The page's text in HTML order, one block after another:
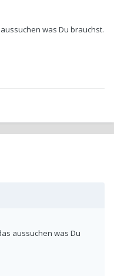
was Du brauchst.
aussuchen was Du